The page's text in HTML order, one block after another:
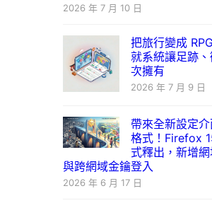
2026 年 7 月 10 日
把旅行變成
就系統讓足跡
次擁有
2026 年 7 月 9 日
帶來全新設定
格式！Firefox
式釋出，新增
與跨網域金鑰登入
2026 年 6 月 17 日